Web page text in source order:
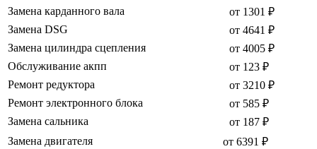
Замена карданного вала
от 1301 ₽
Замена DSG
от 4641 ₽
Замена цилиндра сцепления
от 4005 ₽
Обслуживание акпп
от 123 ₽
Ремонт редуктора
от 3210 ₽
Ремонт электронного блока
от 585 ₽
Замена сальника
от 187 ₽
Замена двигателя
от 6391 ₽